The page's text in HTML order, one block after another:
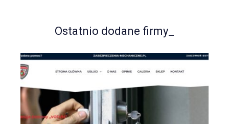
Ostatnio dodane firmy_